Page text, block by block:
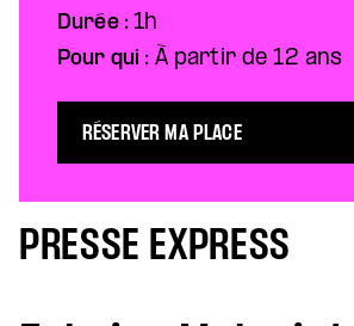
PRESSE EXPRESS
Durée :1h
Pour qui : À partir de 12 ans
RÉSERVER MA PLACE